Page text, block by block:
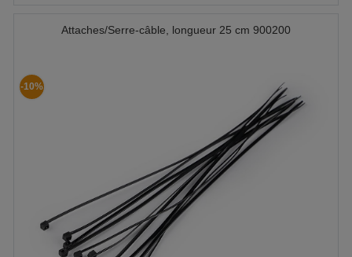
Attaches/Serre-câble, longueur 25 cm 900200
-10%